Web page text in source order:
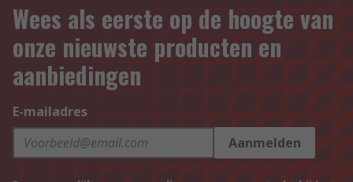
Wees als eerste op de hoogte van
onze nieuwste producten en
aanbiedingen
E-mailadres
Aanmelden